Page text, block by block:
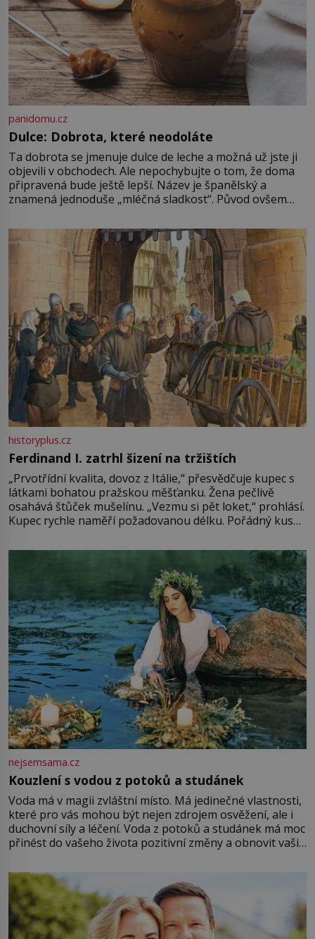
panidomu.cz
Dulce: Dobrota, které neodoláte
Ta dobrota se jmenuje dulce de leche a možná už jste ji
objevili v obchodech. Ale nepochybujte o tom, že doma
připravená bude ještě lepší. Název je španělský a
znamená jednoduše „mléčná sladkost“. Původ ovšem
pře hned několik latinskoamerických zemí a k tomu
Francie, kde se traduje,
historyplus.cz
Ferdinand I. zatrhl šizení na tržištích
„Prvotřídní kvalita, dovoz z Itálie,“ přesvědčuje kupec s
látkami bohatou pražskou měšťanku. Žena pečlivě
osahává štůček mušelínu. „Vezmu si pět loket,“ prohlásí.
Kupec rychle naměří požadovanou délku. Pořádný kus
milostpaní. Stačí jenom na sukni,“ zhodnotí švadlena
množství růžového mušelínu. „Ošidili vás, podívejte.“
Vezme do ruky dřevěnou
nejsemsama.cz
Kouzlení s vodou z potoků a studánek
Voda má v magii zvláštní místo. Má jedinečné vlastnosti,
které pro vás mohou být nejen zdrojem osvěžení, ale i
duchovní síly a léčení. Voda z potoků a studánek má moc
přinést do vašeho života pozitivní změny a obnovit vaši
můžete obohatit své rituály a přinést do svého života
větší harmonii a klid. Je důležité